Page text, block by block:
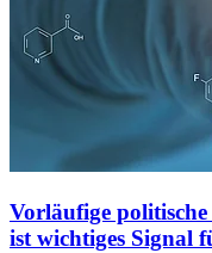
Vorläufige
ist wichtiges Signal